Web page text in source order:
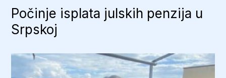
Počinje isplata julskih penzija u
Srpskoj